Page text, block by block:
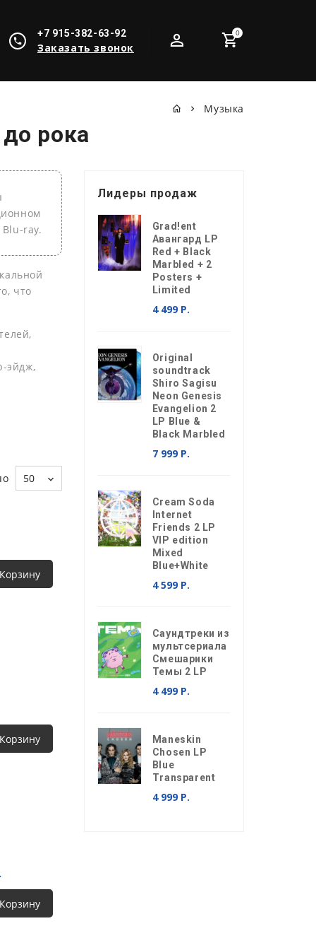
0
+7 915-382-63-92
Заказать звонок
Музыка
рока
ray.
что
эйдж,
50
Лидеры продаж
Grad!ent
Авангард LP
Red + Black
Marbled + 2
Posters +
Limited
4 499 Р.
Original
soundtrack
Shiro Sagisu
Neon Genesis
Evangelion 2
LP Blue &
Black Marbled
7 999 Р.
Cream Soda
Internet
Friends 2 LP
VIP edition
Mixed
Blue+White
4 599 Р.
Саундтреки из
мультсериала
Смешарики
Темы 2 LP
4 499 Р.
Maneskin
Chosen LP
Blue
Transparent
4 999 Р.